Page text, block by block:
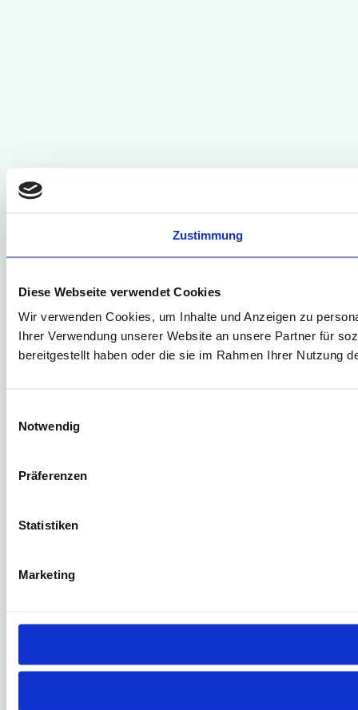
Zustimmung
Diese Webseite verwendet Cookies
Wir verwenden Cookies, um Inhalte und Anzeigen zu
Ihrer Verwendung unserer Website an unsere Partner für
bereitgestellt haben oder die sie im Rahmen Ihrer Nutzung
Notwendig
Präferenzen
Statistiken
Marketing